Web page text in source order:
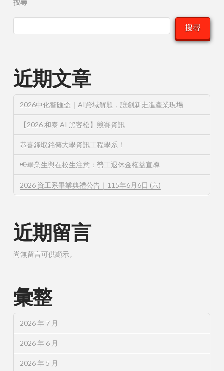
搜尋
搜尋
近期文章
2026中化智匯盃｜AI跨域解題，讓創新走進產業現場
【2026 和泰 AI 黑客松】競賽資訊
恭喜錄取銘傳大學資訊工程學系！
📢畢業生與在校生注意：勞工退休金權益宣導
2026 資工系畢業典禮公告｜115年6月6日 (六)
近期留言
尚無留言可供顯示。
彙整
2026 年 7 月
2026 年 6 月
2026 年 5 月